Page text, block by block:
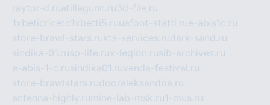
raytor-d.ruatillagunn.ru3d-file.ru
1xbeticricetc1xbetti5.ruuafoot-statti.rue-abis1c.ru
store-brawl-stars.rukts-services.rudark-sand.ru
sindika-01.rusp-life.rux-legion.rusib-archives.ru
e-abis-1-c.rusindika01.ruvenda-festival.ru
store-brawlstars.rudooraleksandria.ru
antenna-highly.ru mine-lab-msk.ru1-mus.ru